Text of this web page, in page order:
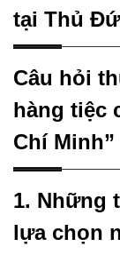
tại Thủ
Câu hỏi
hàng tiệc
Chí Minh”
1. Những
lựa chọn